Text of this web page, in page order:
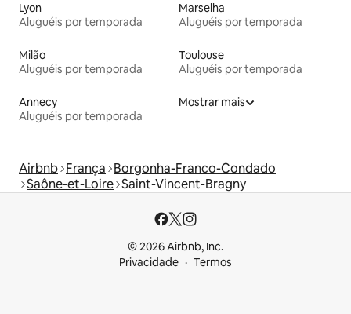
Lyon
Aluguéis por temporada
Marselha
Aluguéis por temporada
Milão
Aluguéis por temporada
Toulouse
Aluguéis por temporada
Annecy
Aluguéis por temporada
Mostrar mais
Airbnb França Borgonha-Franco-Condado
Saône-et-Loire Saint-Vincent-Bragny
© 2026 Airbnb, Inc.
Privacidade
Termos